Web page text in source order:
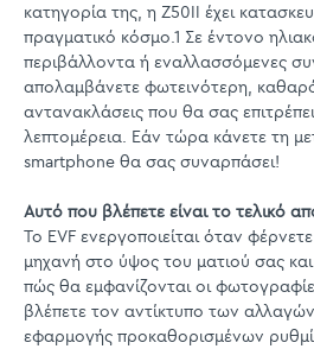
κατηγορία της, η Z50II έχει
πραγματικό κόσμο.1 Σε έντονο
περιβάλλοντα ή εναλλασσόμενες
απολαμβάνετε φωτεινότερη,
αντανακλάσεις που θα σας
λεπτομέρεια. Εάν τώρα κάνετε τη
smartphone θα σας συναρπάσει!
Αυτό που βλέπετε είναι το τελικό
Το EVF ενεργοποιείται όταν
μηχανή στο ύψος του ματιού σας
πώς θα εμφανίζονται οι
βλέπετε τον αντίκτυπο των
εφαρμογής προκαθορισμένων